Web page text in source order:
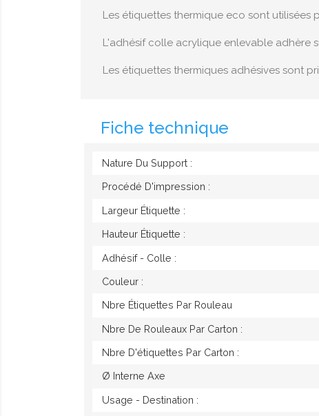
Les étiquettes thermique eco sont utilisées
L'adhésif colle acrylique enlevable adhère
Les étiquettes thermiques adhésives sont
Fiche technique
Nature Du Support :
Procédé D'impression :
Largeur Étiquette :
Hauteur Étiquette :
Adhésif - Colle :
Couleur :
Nbre Étiquettes Par Rouleau
Nbre De Rouleaux Par Carton :
Nbre D'étiquettes Par Carton :
Ø Interne Axe
Usage - Destination :